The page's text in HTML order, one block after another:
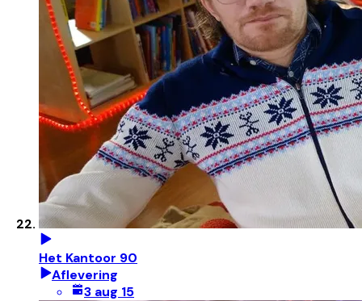
Het Kantoor 90
Aflevering
3 aug 15